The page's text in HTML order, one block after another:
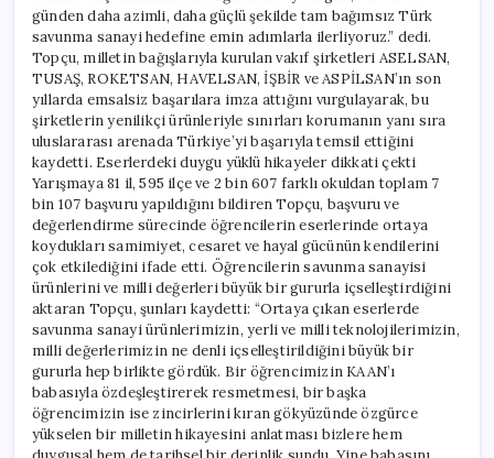
günden daha azimli, daha güçlü şekilde tam bağımsız Türk
savunma sanayi hedefine emin adımlarla ilerliyoruz.” dedi.
Topçu, milletin bağışlarıyla kurulan vakıf şirketleri ASELSAN,
TUSAŞ, ROKETSAN, HAVELSAN, İŞBİR ve ASPİLSAN’ın son
yıllarda emsalsiz başarılara imza attığını vurgulayarak, bu
şirketlerin yenilikçi ürünleriyle sınırları korumanın yanı sıra
uluslararası arenada Türkiye’yi başarıyla temsil ettiğini
kaydetti. Eserlerdeki duygu yüklü hikayeler dikkati çekti
Yarışmaya 81 il, 595 ilçe ve 2 bin 607 farklı okuldan toplam 7
bin 107 başvuru yapıldığını bildiren Topçu, başvuru ve
değerlendirme sürecinde öğrencilerin eserlerinde ortaya
koydukları samimiyet, cesaret ve hayal gücünün kendilerini
çok etkilediğini ifade etti. Öğrencilerin savunma sanayisi
ürünlerini ve milli değerleri büyük bir gururla içselleştirdiğini
aktaran Topçu, şunları kaydetti: “Ortaya çıkan eserlerde
savunma sanayi ürünlerimizin, yerli ve milli teknolojilerimizin,
milli değerlerimizin ne denli içselleştirildiğini büyük bir
gururla hep birlikte gördük. Bir öğrencimizin KAAN’ı
babasıyla özdeşleştirerek resmetmesi, bir başka
öğrencimizin ise zincirlerini kıran gökyüzünde özgürce
yükselen bir milletin hikayesini anlatması bizlere hem